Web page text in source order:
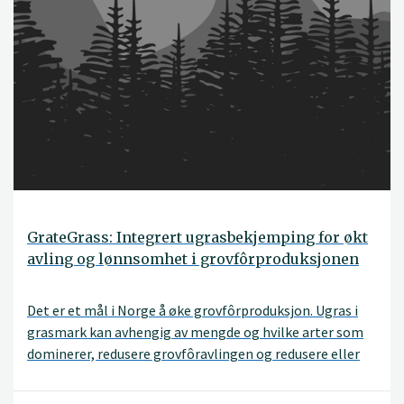
GrateGrass: Integrert ugrasbekjemping for økt
avling og lønnsomhet i grovfôrproduksjonen
Det er et mål i Norge å øke grovfôrproduksjon. Ugras i
grasmark kan avhengig av mengde og hvilke arter som
dominerer, redusere grovfôravlingen og redusere eller
er å utvikle integrerte ugrastiltak som opprettholder